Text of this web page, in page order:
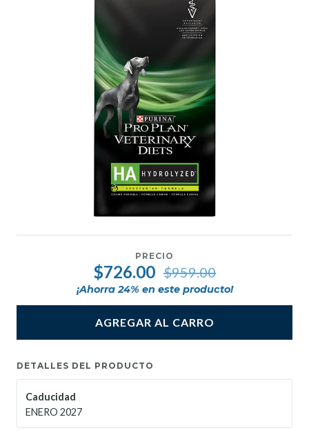
PRECIO
$726.00 $959.00
¡Ahorra 24% en este producto!
AGREGAR AL CARRO
DETALLES DEL PRODUCTO
Caducidad
ENERO 2027